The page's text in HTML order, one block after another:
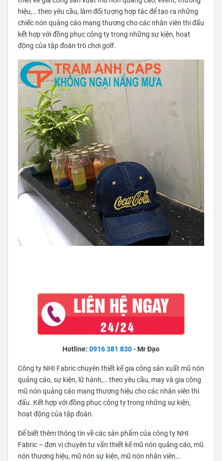
hiệu,… theo yêu cầu, làm đối tượng hợp tác để tạo ra những
chiếc nón quảng cáo mang thương cho các nhân viên thi đấu
kết hợp với đồng phục công ty trong những sự kiện, hoạt
động của tập đoàn trò chơi golf.
Hotline: 0916 381 830- Mr Đạo
Công ty NHI Fabric chuyên thiết kế gia công sản xuất mũ nón
quảng cáo, sự kiện, lữ hành,… theo yêu cầu, may và gia công
mũ nón quảng cáo mang thương hiệu cho các nhân viên thi
đấu. Kết hợp với đồng phục công ty trong những sự kiện,
hoạt động của tập đoàn.
Để biết thêm thông tin về các sản phẩm của công ty NHI
Fabric – đơn vị chuyên tư vấn thiết kế mũ nón quảng cáo, mũ
nón thương hiệu, mũ nón sự kiện, mũ nón nhân viên…